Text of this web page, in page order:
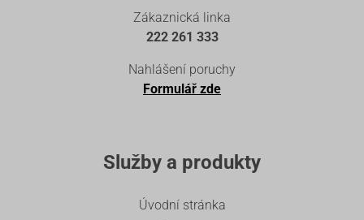
Zákaznická linka
222 261 333
Nahlášení poruchy
Formulář zde
Služby a produkty
Úvodní stránka